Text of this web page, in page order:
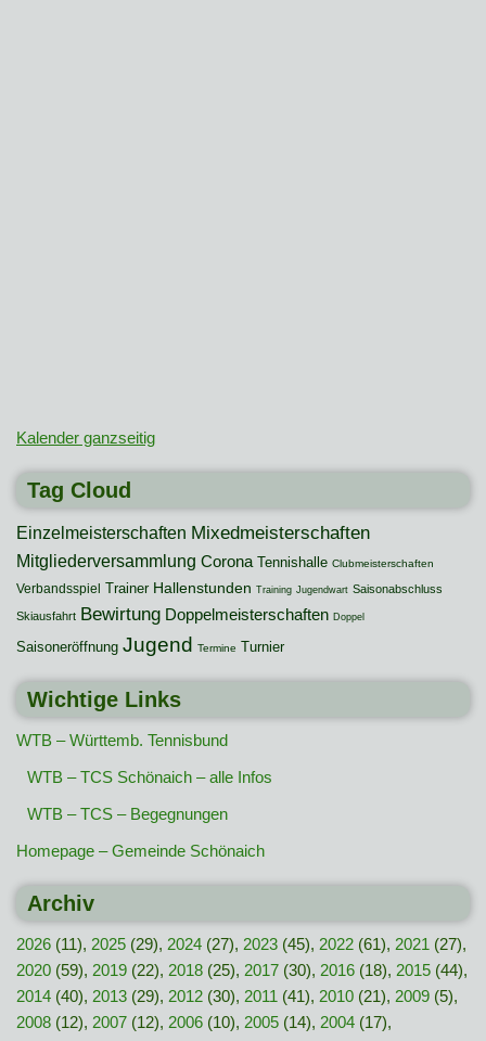
Kalender ganzseitig
Tag Cloud
Einzelmeisterschaften Mixedmeisterschaften
Mitgliederversammlung Corona Tennishalle Clubmeisterschaften
Verbandsspiel Trainer Hallenstunden Training Jugendwart Saisonabschluss
Skiausfahrt Bewirtung Doppelmeisterschaften Doppel
Saisoneröffnung Jugend Termine Turnier
Wichtige Links
WTB – Württemb. Tennisbund
WTB – TCS Schönaich – alle Infos
WTB – TCS – Begegnungen
Homepage – Gemeinde Schönaich
Archiv
2026 (11), 2025 (29), 2024 (27), 2023 (45), 2022 (61), 2021 (27),
2020 (59), 2019 (22), 2018 (25), 2017 (30), 2016 (18), 2015 (44),
2014 (40), 2013 (29), 2012 (30), 2011 (41), 2010 (21), 2009 (5),
2008 (12), 2007 (12), 2006 (10), 2005 (14), 2004 (17),